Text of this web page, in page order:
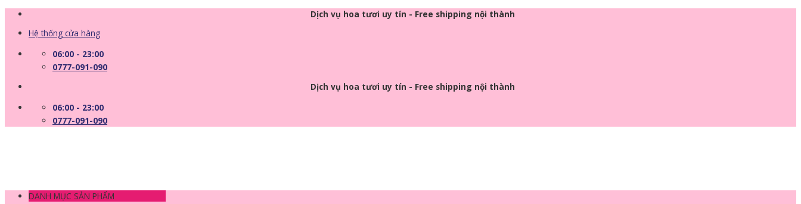
Skip
content
Dịch vụ hoa tươi uy tín - Free shipping nội thành
Hệ thống cửa hàng
06:00 - 23:00
0777-091-090
Dịch vụ hoa tươi uy tín - Free shipping nội thành
06:00 - 23:00
0777-091-090
DANH MỤC SẢN PHẨM